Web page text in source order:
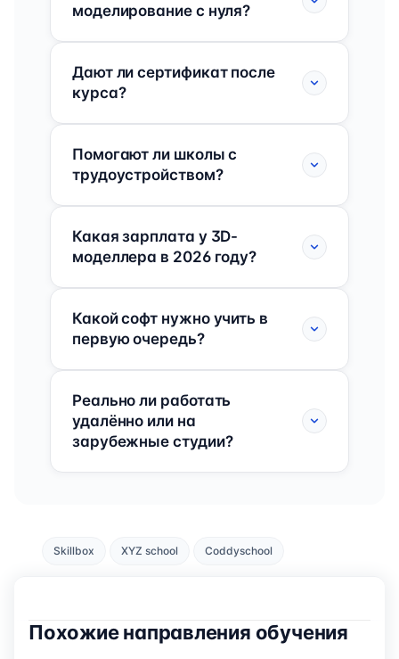
моделирование с нуля?
Дают ли сертификат после
курса?
Помогают ли школы с
трудоустройством?
Какая зарплата у 3D-
моделлера в 2026 году?
Какой софт нужно учить в
первую очередь?
Реально ли работать
удалённо или на
зарубежные студии?
Skillbox XYZ school Coddyschool
Похожие направления обучения